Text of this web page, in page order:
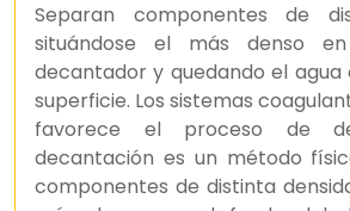
Separan componentes de
situándose el más denso
decantador y quedando el agua
superficie. Los sistemas
favorece el proceso de
decantación es un método
componentes de distinta